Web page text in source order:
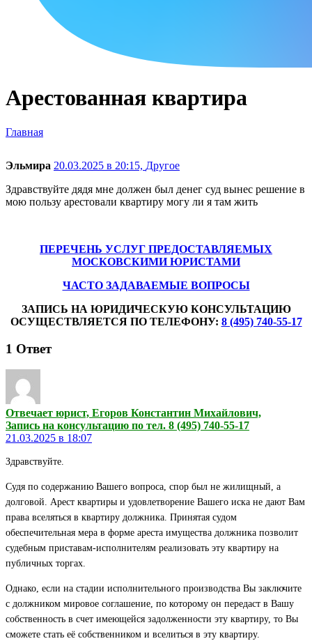
Арестованная квартира
Главная
Эльмира 20.03.2025 в 20:15, Другое
Здравствуйте дядя мне должен был денег суд вынес решение в
мою пользу арестовали квартиру могу ли я там жить
ПЕРЕЧЕНЬ УСЛУГ ПРЕДОСТАВЛЯЕМЫХ
МОСКОВСКИМИ ЮРИСТАМИ
ЧАСТО ЗАДАВАЕМЫЕ ВОПРОСЫ
ЗАПИСЬ НА ЮРИДИЧЕСКУЮ КОНСУЛЬТАЦИЮ
ОСУЩЕСТВЛЯЕТСЯ ПО ТЕЛЕФОНУ: 8 (495) 740-55-17
1 Ответ
Отвечает юрист, Егоров Константин Михайлович,
Запись на консультацию по тел. 8 (495) 740-55-17
21.03.2025 в 18:07
Здравствуйте.
Судя по содержанию Вашего вопроса, спор был не жилищный, а
долговой. Арест квартиры и удовлетворение Вашего иска не дают Вам
права вселяться в квартиру должника. Принятая судом
обеспечительная мера в форме ареста имущества должника позволит
судебным приставам-исполнителям реализовать эту квартиру на
публичных торгах.
Однако, если на стадии исполнительного производства Вы заключите
с должником мировое соглашение, по которому он передаст в Вашу
собственность в счет имеющейся задолженности эту квартиру, то Вы
сможете стать её собственником и вселиться в эту квартиру.